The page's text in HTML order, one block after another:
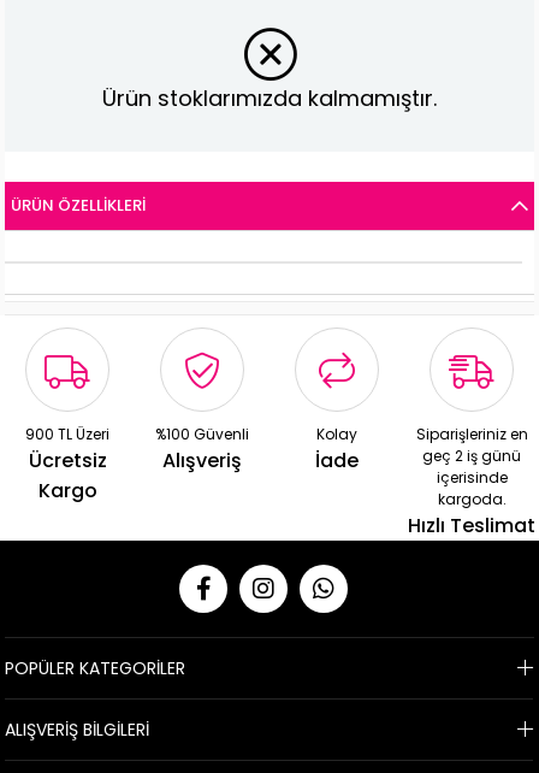
Ürün stoklarımızda kalmamıştır.
ÜRÜN ÖZELLIKLERI
900 TL Üzeri
Ücretsiz
Kargo
%100 Güvenli
Alışveriş
Kolay
İade
Siparişleriniz en
geç 2 iş günü
içerisinde
kargoda.
Hızlı Teslimat
POPÜLER KATEGORİLER
ALIŞVERİŞ BİLGİLERİ